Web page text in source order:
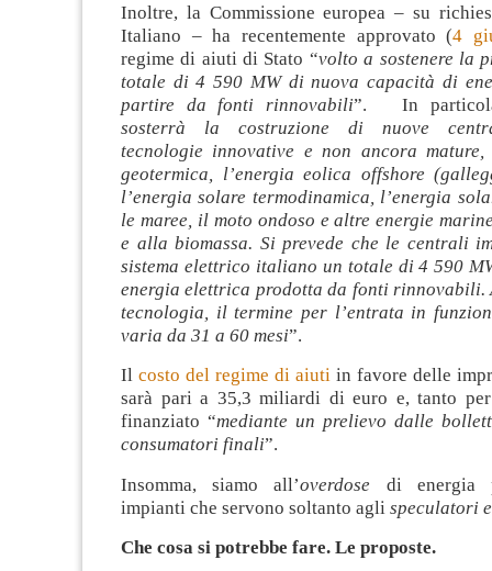
Inoltre, la Commissione europea – su
Italiano – ha recentemente approvato (4
regime di aiuti di Stato “volto a sostenere la
totale di 4 590 MW di nuova capacità di
partire da fonti rinnovabili”. In
sosterrà la costruzione di nuove
tecnologie innovative e non ancora mature,
geotermica, l’energia eolica offshore
l’energia solare termodinamica, l’energia
le maree, il moto ondoso e altre energie
e alla biomassa. Si prevede che le centrali
sistema elettrico italiano un totale di 4 590
energia elettrica prodotta da fonti rinnovabili.
tecnologia, il termine per l’entrata in
varia da 31 a 60 mesi”.
Il costo del regime di aiuti in favore delle
sarà pari a 35,3 miliardi di euro e, tanto per
finanziato “mediante un prelievo dalle
consumatori finali”.
Insomma, siamo all’overdose di energia
impianti che servono soltanto agli speculatori
Che cosa si potrebbe fare. Le proposte.